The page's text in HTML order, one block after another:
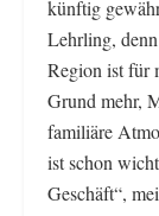
künftig
Lehrling,
Region ist für
Grund mehr,
familiäre
ist schon
Geschäft“,